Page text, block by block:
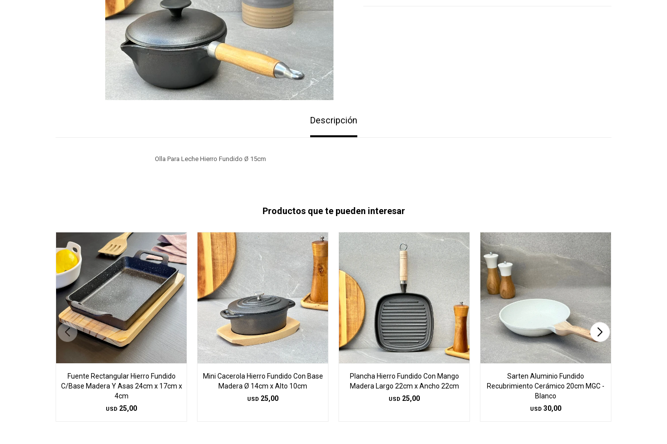
Descripción
Olla Para Leche Hierro Fundido Ø 15cm
Productos que te pueden interesar
Fuente Rectangular Hierro Fundido
C/Base Madera Y Asas 24cm x 17cm x
4cm
USD 25,00
Mini Cacerola Hierro Fundido Con Base
Madera Ø 14cm x Alto 10cm
USD 25,00
Plancha Hierro Fundido Con Mango
Madera Largo 22cm x Ancho 22cm
USD 25,00
Sarten Aluminio Fundido
Recubrimiento Cerámico 20cm MGC -
Blanco
USD 30,00